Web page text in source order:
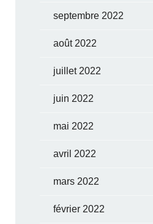
septembre 2022
août 2022
juillet 2022
juin 2022
mai 2022
avril 2022
mars 2022
février 2022